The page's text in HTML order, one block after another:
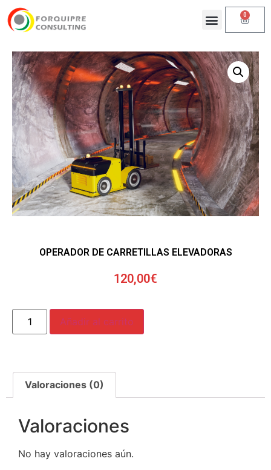
0
OPERADOR DE CARRETILLAS ELEVADORAS
120,00€
Añadir al carrito
Valoraciones (0)
Valoraciones
No hay valoraciones aún.